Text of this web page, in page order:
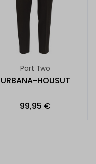
Part Two
URBANA-HOUSUT
99,95 €